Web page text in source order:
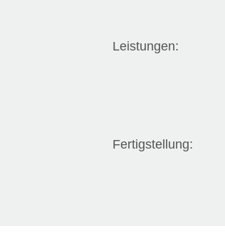
Leistungen:
Fertigstellung: